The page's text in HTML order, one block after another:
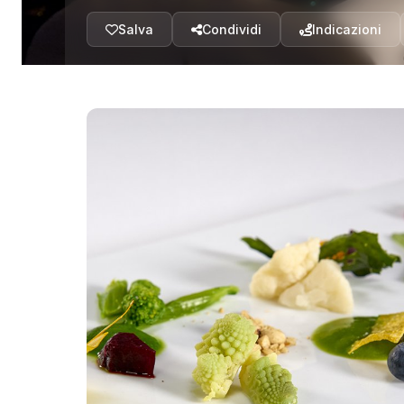
Salva Condividi Indicazioni